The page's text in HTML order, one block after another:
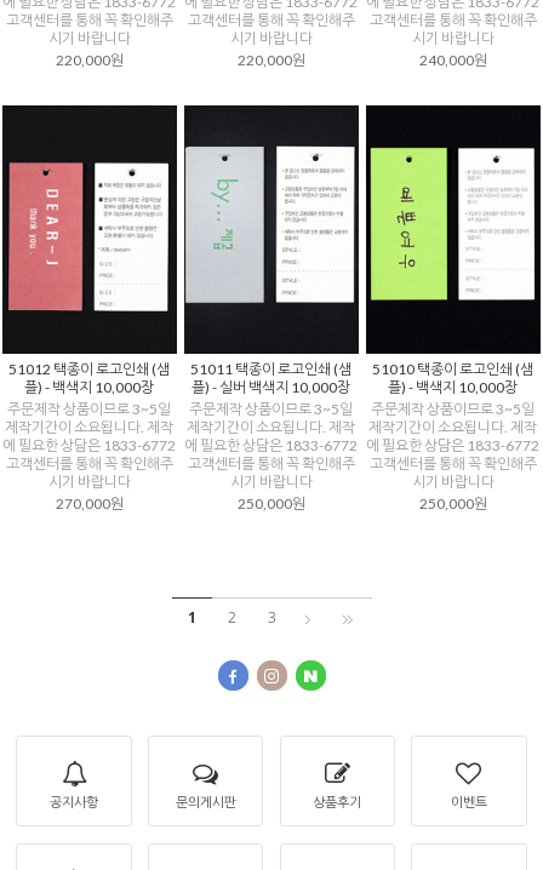
고객센터를 통해 꼭 확인해주
시기 바랍니다
220,000원
고객센터를 통해 꼭 확인해주
시기 바랍니다
220,000원
고객센터를 통해 꼭 확인해주
시기 바랍니다
240,000원
51012 택종이 로고인쇄 (샘
플) - 백색지 10,000장
주문제작 상품이므로 3~5일
제작기간이 소요됩니다. 제작
에 필요한 상담은 1833-6772
고객센터를 통해 꼭 확인해주
시기 바랍니다
270,000원
51011 택종이 로고인쇄 (샘
플) - 실버 백색지 10,000장
주문제작 상품이므로 3~5일
제작기간이 소요됩니다. 제작
에 필요한 상담은 1833-6772
고객센터를 통해 꼭 확인해주
시기 바랍니다
250,000원
51010 택종이 로고인쇄 (샘
플) - 백색지 10,000장
주문제작 상품이므로 3~5일
제작기간이 소요됩니다. 제작
에 필요한 상담은 1833-6772
고객센터를 통해 꼭 확인해주
시기 바랍니다
250,000원
1 2 3
공지사항 문의게시판 상품후기 이벤트